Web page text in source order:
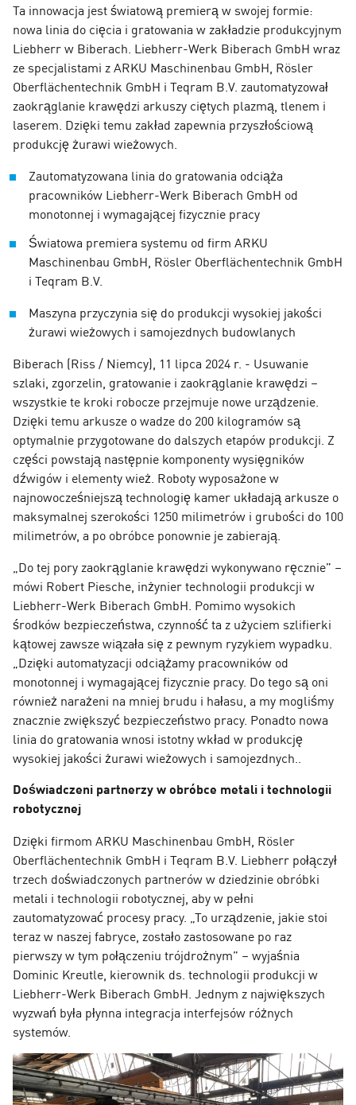
Ta innowacja jest światową premierą w swojej formie:
nowa linia do cięcia i gratowania w zakładzie produkcyjnym
Liebherr w Biberach. Liebherr-Werk Biberach GmbH wraz
ze specjalistami z ARKU Maschinenbau GmbH, Rösler
Oberflächentechnik GmbH i Teqram B.V. zautomatyzował
zaokrąglanie krawędzi arkuszy ciętych plazmą, tlenem i
laserem. Dzięki temu zakład zapewnia przyszłościową
produkcję żurawi wieżowych.
Zautomatyzowana linia do gratowania odciąża
pracowników Liebherr-Werk Biberach GmbH od
monotonnej i wymagającej fizycznie pracy
Światowa premiera systemu od firm ARKU
Maschinenbau GmbH, Rösler Oberflächentechnik GmbH
i Teqram B.V.
Maszyna przyczynia się do produkcji wysokiej jakości
żurawi wieżowych i samojezdnych budowlanych
Biberach (Riss / Niemcy), 11 lipca 2024 r. - Usuwanie
szlaki, zgorzelin, gratowanie i zaokrąglanie krawędzi –
wszystkie te kroki robocze przejmuje nowe urządzenie.
Dzięki temu arkusze o wadze do 200 kilogramów są
optymalnie przygotowane do dalszych etapów produkcji. Z
części powstają następnie komponenty wysięgników
dźwigów i elementy wież. Roboty wyposażone w
najnowocześniejszą technologię kamer układają arkusze o
maksymalnej szerokości 1250 milimetrów i grubości do 100
milimetrów, a po obróbce ponownie je zabierają.
„Do tej pory zaokrąglanie krawędzi wykonywano ręcznie” –
mówi Robert Piesche, inżynier technologii produkcji w
Liebherr-Werk Biberach GmbH. Pomimo wysokich
środków bezpieczeństwa, czynność ta z użyciem szlifierki
kątowej zawsze wiązała się z pewnym ryzykiem wypadku.
„Dzięki automatyzacji odciążamy pracowników od
monotonnej i wymagającej fizycznie pracy. Do tego są oni
również narażeni na mniej brudu i hałasu, a my mogliśmy
znacznie zwiększyć bezpieczeństwo pracy. Ponadto nowa
linia do gratowania wnosi istotny wkład w produkcję
wysokiej jakości żurawi wieżowych i samojezdnych..
Doświadczeni partnerzy w obróbce metali i technologii
robotycznej
Dzięki firmom ARKU Maschinenbau GmbH, Rösler
Oberflächentechnik GmbH i Teqram B.V. Liebherr połączył
trzech doświadczonych partnerów w dziedzinie obróbki
metali i technologii robotycznej, aby w pełni
zautomatyzować procesy pracy. „To urządzenie, jakie stoi
teraz w naszej fabryce, zostało zastosowane po raz
pierwszy w tym połączeniu trójdrożnym” – wyjaśnia
Dominic Kreutle, kierownik ds. technologii produkcji w
Liebherr-Werk Biberach GmbH. Jednym z największych
wyzwań była płynna integracja interfejsów różnych
systemów.